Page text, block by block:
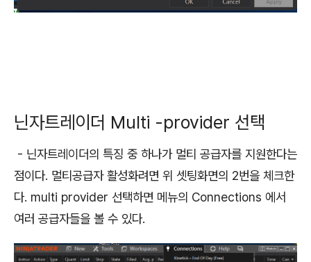
닌자트레이더 Multi -provider 선택
- 닌자트레이더의 특징 중 하나가 멀티 공급자를 지원한다는
점이다. 멀티공급자 활성화려면 위 셋팅화면의 2번을 체크한
다. multi provider 선택하면 메뉴의 Connections 에서
여러 공급자들을 볼 수 있다.